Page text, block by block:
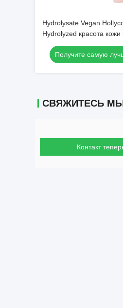
Hydrolysate Vegan
Hydrolyzed красота
капсул коллагена
Получите самую
СВЯЖИТЕСЬ
Контакт